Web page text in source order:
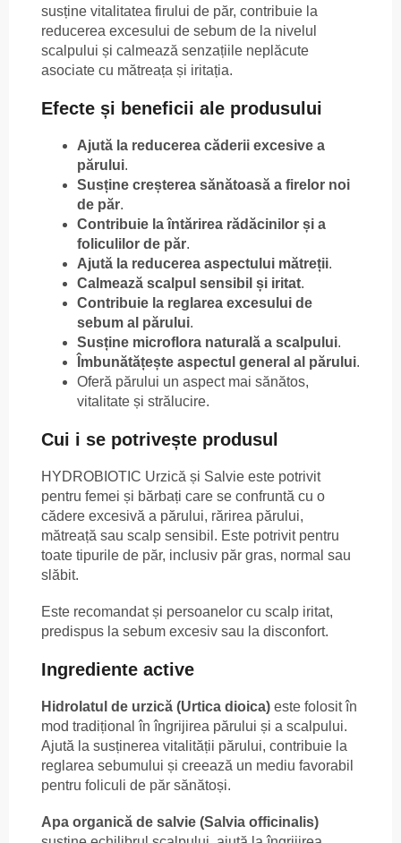
susține vitalitatea firului de păr, contribuie la
reducerea excesului de sebum de la nivelul
scalpului și calmează senzațiile neplăcute
asociate cu mătreața și iritația.
Efecte și beneficii ale produsului
Ajută la reducerea căderii excesive a
părului.
Susține creșterea sănătoasă a firelor noi
de păr.
Contribuie la întărirea rădăcinilor și a
foliculilor de păr.
Ajută la reducerea aspectului mătreții.
Calmează scalpul sensibil și iritat.
Contribuie la reglarea excesului de
sebum al părului.
Susține microflora naturală a scalpului.
Îmbunătățește aspectul general al părului.
Oferă părului un aspect mai sănătos,
vitalitate și strălucire.
Cui i se potrivește produsul
HYDROBIOTIC Urzică și Salvie este potrivit
pentru femei și bărbați care se confruntă cu o
cădere excesivă a părului, rărirea părului,
mătreață sau scalp sensibil. Este potrivit pentru
toate tipurile de păr, inclusiv păr gras, normal sau
slăbit.
Este recomandat și persoanelor cu scalp iritat,
predispus la sebum excesiv sau la disconfort.
Ingrediente active
Hidrolatul de urzică (Urtica dioica) este folosit în
mod tradițional în îngrijirea părului și a scalpului.
Ajută la susținerea vitalității părului, contribuie la
reglarea sebumului și creează un mediu favorabil
pentru foliculi de păr sănătoși.
Apa organică de salvie (Salvia officinalis)